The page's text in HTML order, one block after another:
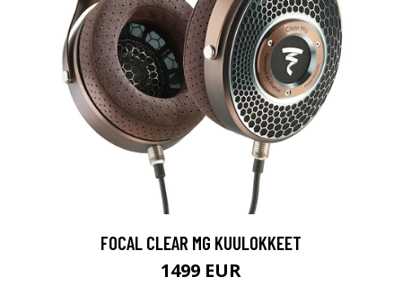
FOCAL CLEAR MG KUULOKKEET
1499 EUR